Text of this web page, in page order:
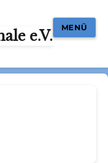
e.V.
MENÜ